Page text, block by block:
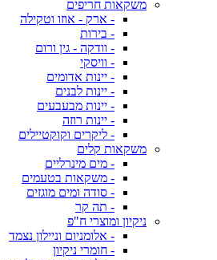
משקאות חריפים
- ארק - אוזו וטקילה
- בירות
- וודקה - גין ורום
- וויסקי
- יינות אדומים
- יינות לבנים
- יינות מבעבעים
- יינות רוזה
- ליקרים וקוקטיילים
משקאות קלים
- מים מינרליים
- משקאות בטעמים
- סודה ומים מוגזים
- תה קר
ניקיון ומוצרי ח"פ
- אלומניום וניילון נצמד
- חומרי ניקיון